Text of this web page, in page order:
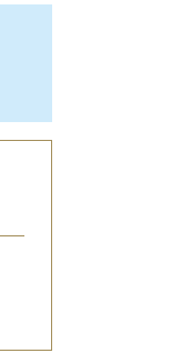
Larose
de Gruaud
de
Gruaud
de